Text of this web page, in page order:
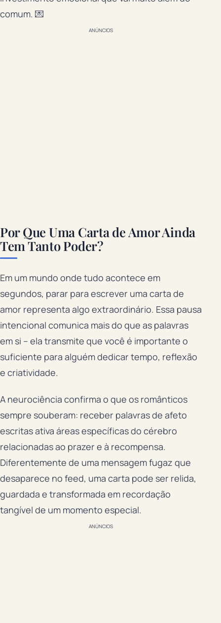
comum. 💌
ANÚNCIOS
Por Que Uma Carta de Amor Ainda
Tem Tanto Poder?
Em um mundo onde tudo acontece em
segundos, parar para escrever uma carta de
amor representa algo extraordinário. Essa pausa
intencional comunica mais do que as palavras
em si – ela transmite que você é importante o
suficiente para alguém dedicar tempo, reflexão
e criatividade.
A neurociência confirma o que os românticos
sempre souberam: receber palavras de afeto
escritas ativa áreas específicas do cérebro
relacionadas ao prazer e à recompensa.
Diferentemente de uma mensagem fugaz que
desaparece no feed, uma carta pode ser relida,
guardada e transformada em recordação
tangível de um momento especial.
ANÚNCIOS